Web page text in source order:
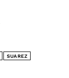
SUAREZ